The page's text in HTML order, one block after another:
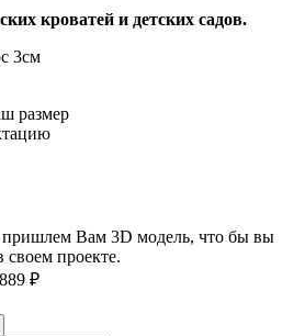
кроватей и детских садов.
3см
размер
Вам 3D модель, что бы вы
своем проекте.
₽